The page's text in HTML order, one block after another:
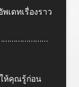
เดทเรื่องราว
ห้คุณรู้ก่อน